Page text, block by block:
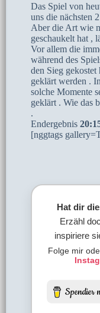
Das Spiel von
uns die nächsten
Aber die Art wie
geschaukelt hat ,
Vor allem die
während des
den Sieg
geklärt werden .
solche Momente
geklärt . Wie das
.
Endergebnis
[nggtags
Hat dir
Erzähl
inspiriere
Folge mir